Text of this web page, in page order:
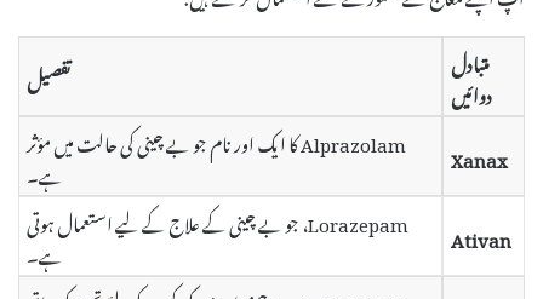
متبادل
دوائیں
تفصیل
Xanax
Alprazolam کا ایک اور نام جو بے چینی کی حالت میں مؤثر
ہے۔
Ativan
Lorazepam، جو بے چینی کے علاج کے لیے استعمال ہوتی
ہے۔